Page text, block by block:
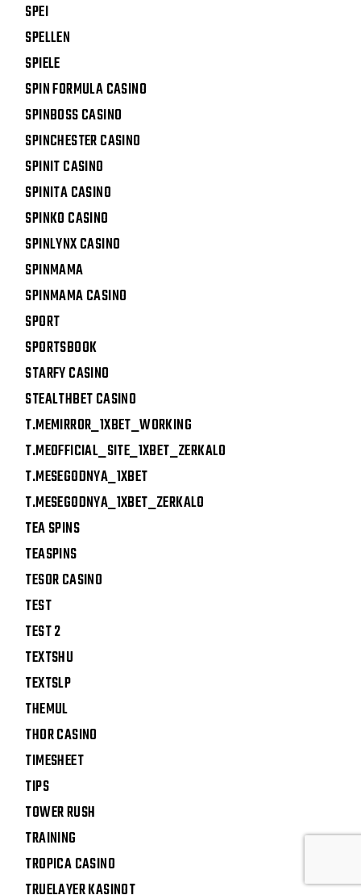
SPEI
SPELLEN
SPIELE
SPIN FORMULA CASINO
SPINBOSS CASINO
SPINCHESTER CASINO
SPINIT CASINO
SPINITA CASINO
SPINKO CASINO
SPINLYNX CASINO
SPINMAMA
SPINMAMA CASINO
SPORT
SPORTSBOOK
STARFY CASINO
STEALTHBET CASINO
T.MEMIRROR_1XBET_WORKING
T.MEOFFICIAL_SITE_1XBET_ZERKALO
T.MESEGODNYA_1XBET
T.MESEGODNYA_1XBET_ZERKALO
TEA SPINS
TEASPINS
TESOR CASINO
TEST
TEST 2
TEXTSHU
TEXTSLP
THEMUL
THOR CASINO
TIMESHEET
TIPS
TOWER RUSH
TRAINING
TROPICA CASINO